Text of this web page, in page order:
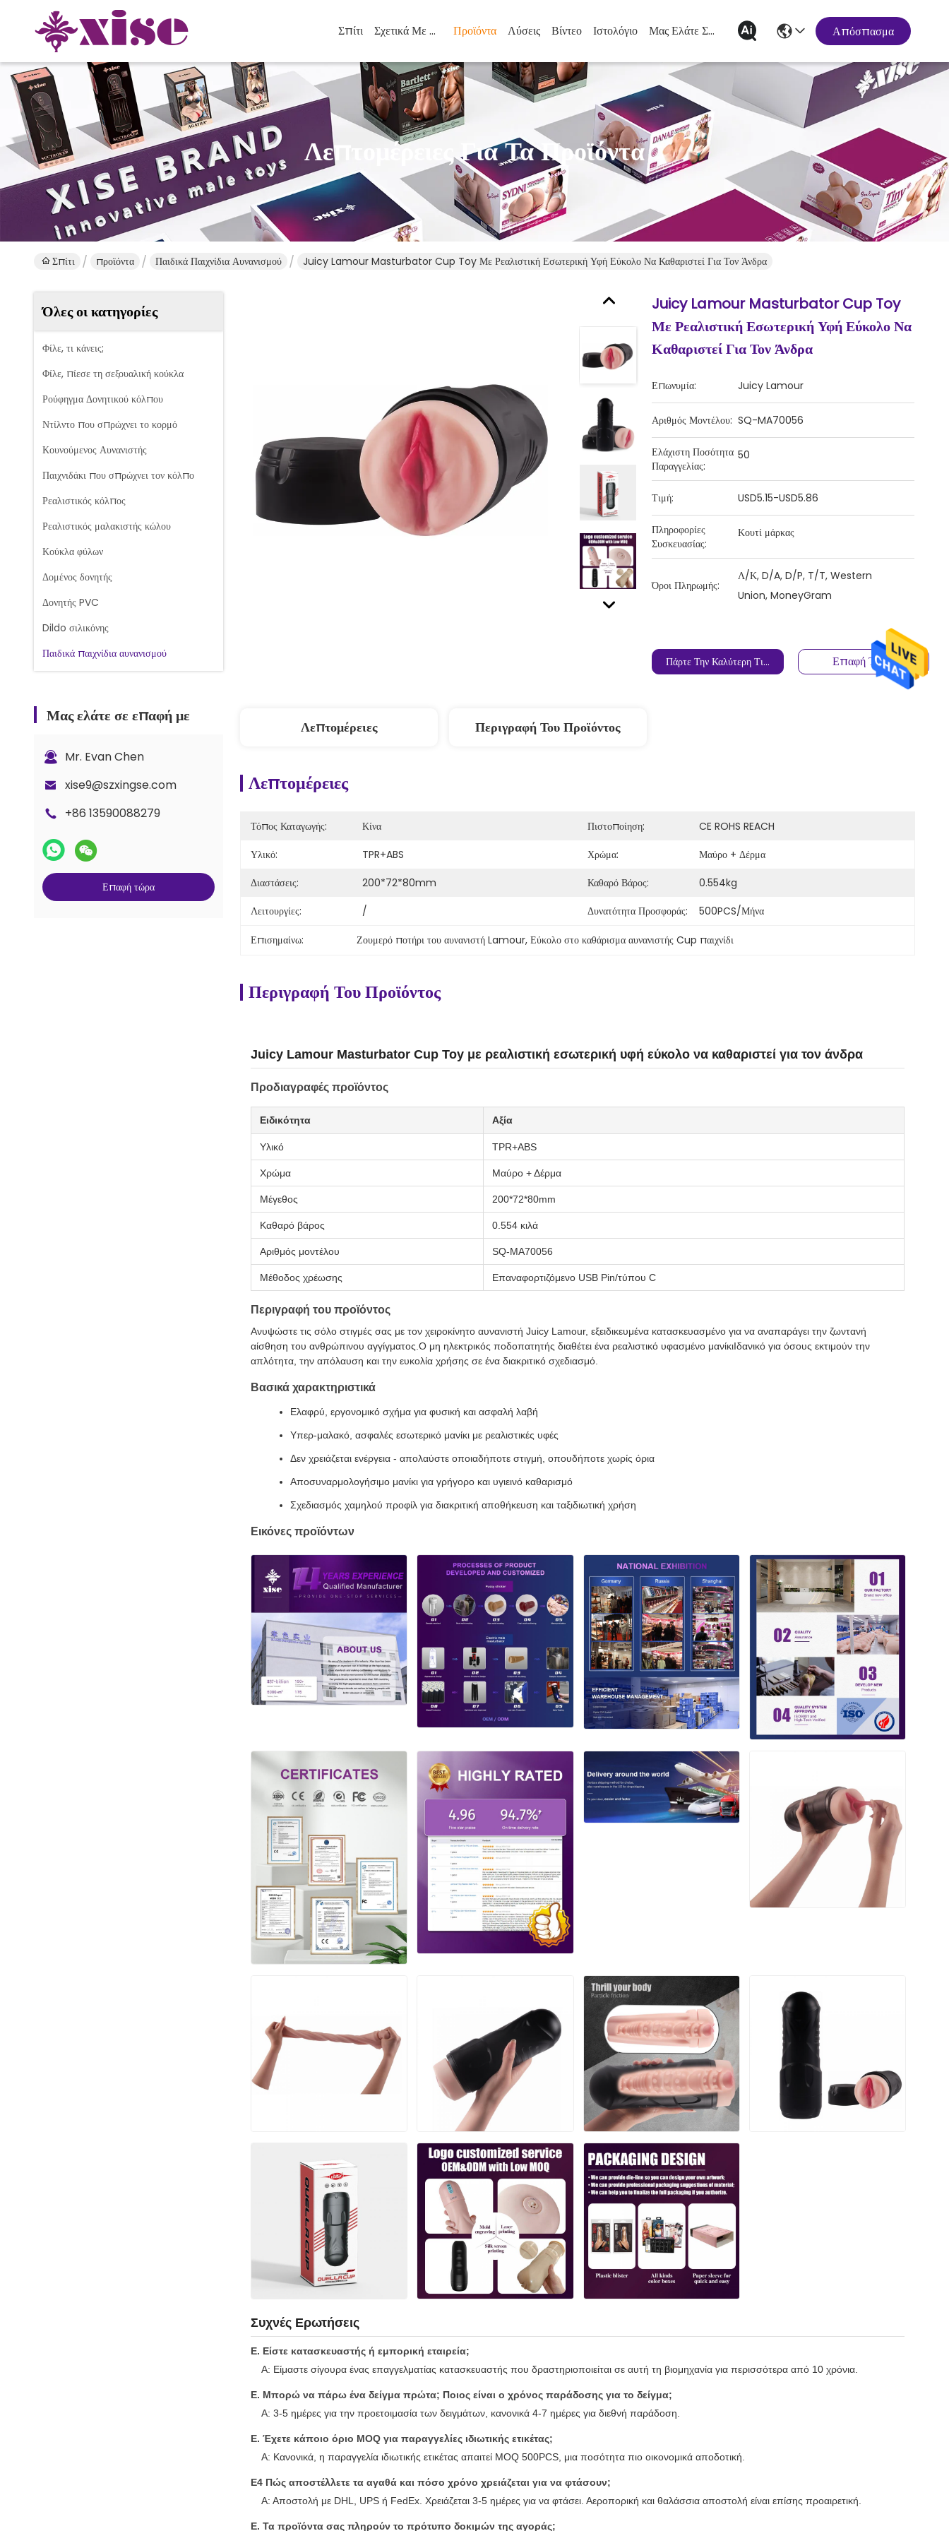
Σπίτι Σχετικά Με Εμάς Προϊόντα Λύσεις Βίντεο Ιστολόγιο Μας Ελάτε Σε Επαφή Με Απόσπασμα
Λεπτομέρειες Για Τα Προϊόντα
Σπίτι προϊόντα Παιδικά Παιχνίδια Αυνανισμού Juicy Lamour Masturbator Cup Toy Με Ρεαλιστική Εσωτερική Υφή Εύκολο Να Καθαριστεί Για Τον Άνδρα
Όλες οι κατηγορίες
Φίλε, τι κάνεις;
Φίλε, πίεσε τη σεξουαλική κούκλα
Ρούφηγμα Δονητικού κόλπου
Ντίλντο που σπρώχνει το κορμό
Κουνούμενος Αυνανιστής
Παιχνιδάκι που σπρώχνει τον κόλπο
Ρεαλιστικός κόλπος
Ρεαλιστικός μαλακιστής κώλου
Κούκλα φύλων
Δομένος δονητής
Δονητής PVC
Dildo σιλικόνης
Παιδικά παιχνίδια αυνανισμού
Μας ελάτε σε επαφή με
Mr. Evan Chen
xise9@szxingse.com
+86 13590088279
Επαφή τώρα
Juicy Lamour Masturbator Cup Toy
Με Ρεαλιστική Εσωτερική Υφή Εύκολο Να
Καθαριστεί Για Τον Άνδρα
Επωνυμία: Juicy Lamour
Αριθμός Μοντέλου: SQ-MA70056
Ελάχιστη Ποσότητα
Παραγγελίας:
50
Τιμή: USD5.15-USD5.86
Πληροφορίες
Συσκευασίας:
Κουτί μάρκας
Όροι Πληρωμής:
Λ/Κ, D/A, D/P, T/T, Western
Union, MoneyGram
Πάρτε Την Καλύτερη Τιμή Επαφή Τώρα
Λεπτομέρειες Περιγραφή Του Προϊόντος
Λεπτομέρειες
Τόπος Καταγωγής: Κίνα Πιστοποίηση:
CE ROHS REACH
Υλικό:
TPR+ABS Χρώμα:
Μαύρο + Δέρμα
Διαστάσεις:
200*72*80mm Καθαρό Βάρος:
0.554kg
Λειτουργίες:
/ Δυνατότητα Προσφοράς: 500PCS/μήνα
Επισημαίνω: Ζουμερό ποτήρι του αυνανιστή Lamour, Εύκολο στο καθάρισμα αυνανιστής Cup παιχνίδι
Περιγραφή Του Προϊόντος
Juicy Lamour Masturbator Cup Toy με ρεαλιστική εσωτερική υφή εύκολο να καθαριστεί για τον άνδρα
Προδιαγραφές προϊόντος
Ειδικότητα Αξία
Υλικό TPR+ABS
Χρώμα Μαύρο + Δέρμα
Μέγεθος 200*72*80mm
Καθαρό βάρος 0.554 κιλά
Αριθμός μοντέλου SQ-MA70056
Μέθοδος χρέωσης Επαναφορτιζόμενο USB Pin/τύπου C
Περιγραφή του προϊόντος
Ανυψώστε τις σόλο στιγμές σας με τον χειροκίνητο αυνανιστή Juicy Lamour, εξειδικευμένα κατασκευασμένο για να αναπαράγει την ζωντανή
αίσθηση του ανθρώπινου αγγίγματος.Ο μη ηλεκτρικός ποδοπατητής διαθέτει ένα ρεαλιστικό υφασμένο μανίκιΙδανικό για όσους εκτιμούν την
απλότητα, την απόλαυση και την ευκολία χρήσης σε ένα διακριτικό σχεδιασμό.
Βασικά χαρακτηριστικά
Ελαφρύ, εργονομικό σχήμα για φυσική και ασφαλή λαβή
Υπερ-μαλακό, ασφαλές εσωτερικό μανίκι με ρεαλιστικές υφές
Δεν χρειάζεται ενέργεια - απολαύστε οποιαδήποτε στιγμή, οπουδήποτε χωρίς όρια
Αποσυναρμολογήσιμο μανίκι για γρήγορο και υγιεινό καθαρισμό
Σχεδιασμός χαμηλού προφίλ για διακριτική αποθήκευση και ταξιδιωτική χρήση
Εικόνες προϊόντων
Συχνές Ερωτήσεις
Ε. Είστε κατασκευαστής ή εμπορική εταιρεία;
Α: Είμαστε σίγουρα ένας επαγγελματίας κατασκευαστής που δραστηριοποιείται σε αυτή τη βιομηχανία για περισσότερα από 10 χρόνια.
Ε. Μπορώ να πάρω ένα δείγμα πρώτα; Ποιος είναι ο χρόνος παράδοσης για το δείγμα;
Α: 3-5 ημέρες για την προετοιμασία των δειγμάτων, κανονικά 4-7 ημέρες για διεθνή παράδοση.
Ε. Έχετε κάποιο όριο MOQ για παραγγελίες ιδιωτικής ετικέτας;
Α: Κανονικά, η παραγγελία ιδιωτικής ετικέτας απαιτεί MOQ 500PCS, μια ποσότητα πιο οικονομικά αποδοτική.
Ε4 Πώς αποστέλλετε τα αγαθά και πόσο χρόνο χρειάζεται για να φτάσουν;
Α: Αποστολή με DHL, UPS ή FedEx. Χρειάζεται 3-5 ημέρες για να φτάσει. Αεροπορική και θαλάσσια αποστολή είναι επίσης προαιρετική.
Ε. Τα προϊόντα σας πληρούν το πρότυπο δοκιμών της αγοράς;